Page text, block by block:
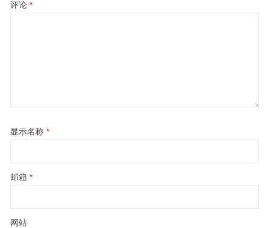
评论 *
显示名称 *
邮箱 *
网站